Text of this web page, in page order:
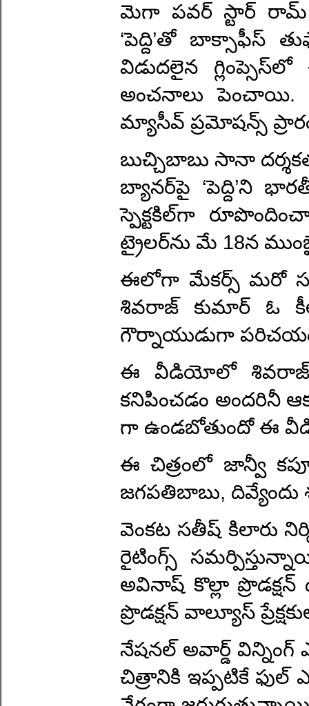
మెగా పవర్ స్టార్ రామ్
‘పెద్ది’తో బాక్సాఫీస్‌
విడుదలైన గ్లింప్సెస్‌లో
అంచనాలు పెంచాయి.
మ్యాసీవ్ ప్రమోషన్స్
బుచ్చిబాబు సానా
బ్యానర్‌పై ‘పెద్ది’ని
స్పెక్టకిల్‌గా
ట్రైలర్‌ను మే 18న
ఈలోగా మేకర్స్ మరో
శివరాజ్ కుమార్ ఓ
గౌర్నాయుడుగా
ఈ వీడియోలో శివరాజ్
కనిపించడం అందరినీ
గా ఉండబోతుందో ఈ
ఈ చిత్రంలో జాన్వీ
జగపతిబాబు, దివ్యేందు
వెంకట సతీష్ కిలారు
రైటింగ్స్
అవినాష్ కొల్లా ప్రొడక్షన్
ప్రొడక్షన్ వాల్యూస్
నేషనల్ అవార్డ్ విన్నింగ్
చిత్రానికి ఇప్పటికే ఫుల్